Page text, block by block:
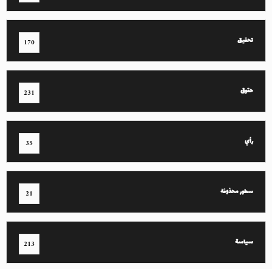
تحقيق 170
حقوق 231
رأي 35
سطور محذوفة 21
سياسة 213